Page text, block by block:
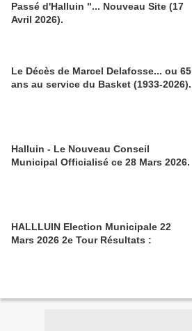
Passé d'Halluin "... Nouveau Site (17
Avril 2026).
Le Décès de Marcel Delafosse... ou 65
ans au service du Basket (1933-2026).
Halluin - Le Nouveau Conseil
Municipal Officialisé ce 28 Mars 2026.
HALLLUIN Election Municipale 22
Mars 2026 2e Tour Résultats :